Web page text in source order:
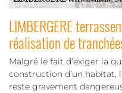
LIMBERGERE
réalisation de
Malgré le fait d’exiger la
construction d’un habitat,
reste gravement